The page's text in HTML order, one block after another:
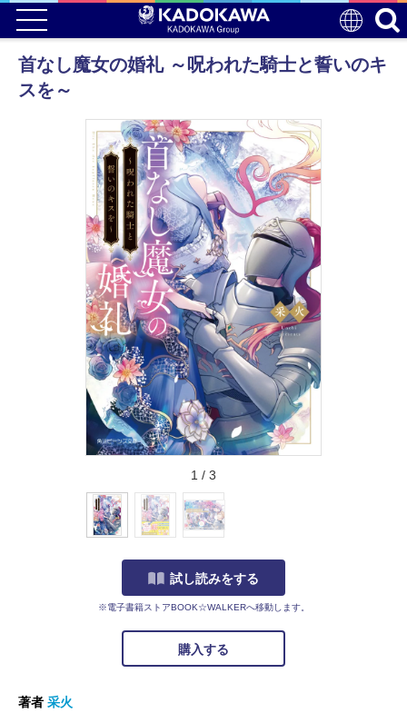
首なし魔女の婚礼 ～呪われた騎士と誓いのキ
スを～
1 / 3
試し読みをする
※電子書籍ストアBOOK☆WALKERへ移動します。
購入する
著者 采火